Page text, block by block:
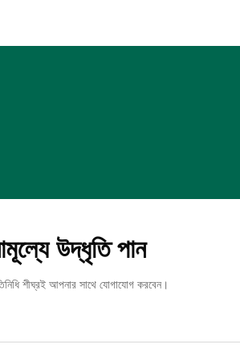
উদ্ধৃতি পান
শীঘ্রই আপনার সাথে যোগাযোগ করবেন।